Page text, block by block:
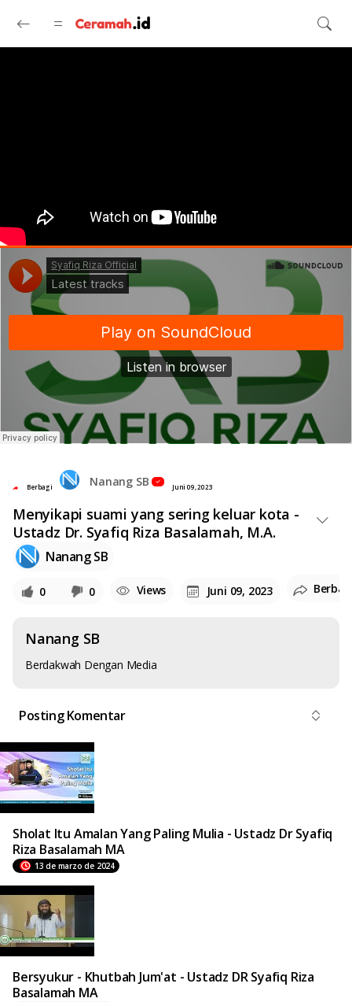
Langsung ke konten utama
Berbagi Nanang SB Juni 09, 2023
Menyikapi suami yang sering keluar kota -
Ustadz Dr. Syafiq Riza Basalamah, M.A.
Nanang SB
0 0 Views Juni 09, 2023
Nanang SB
Berdakwah Dengan Media
Posting Komentar
Sholat Itu Amalan Yang Paling Mulia - Ustadz Dr Syafiq
Riza Basalamah MA
13 de marzo de 2024
Bersyukur - Khutbah Jum'at - Ustadz DR Syafiq Riza
Basalamah MA